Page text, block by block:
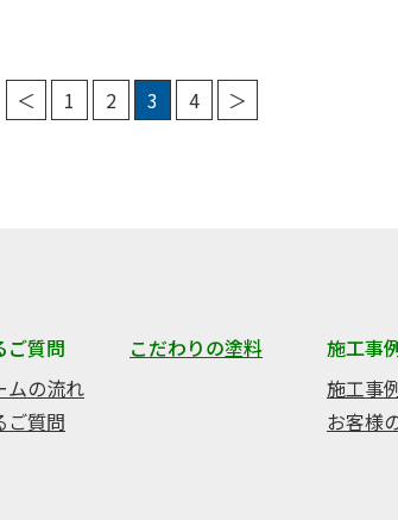
＜ 1 2 3 4 ＞
ご質問
ムの流れ
ご質問
こだわりの塗料
施工事
施工事
お客様